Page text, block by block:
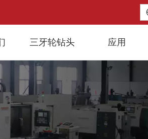
三牙轮钻头 应用